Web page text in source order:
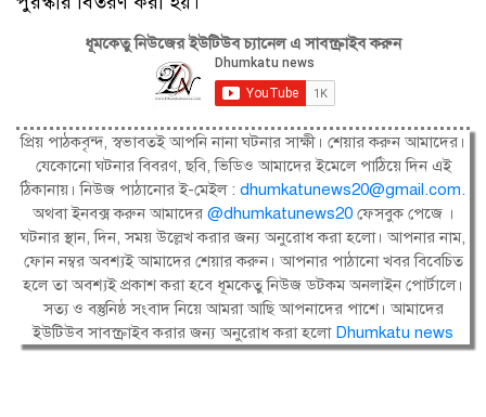
ধূমকেতু নিউজের ইউটিউব চ্যানেল এ সাবস্ক্রাইব করুন
প্রিয় পাঠকবৃন্দ, স্বভাবতই আপনি নানা ঘটনার সাক্ষী। শেয়ার করুন আমাদের।
যেকোনো ঘটনার বিবরণ, ছবি, ভিডিও আমাদের ইমেলে পাঠিয়ে দিন এই
ঠিকানায়। নিউজ পাঠানোর ই-মেইল : dhumkatunews20@gmail.com.
অথবা ইনবক্স করুন আমাদের@dhumkatunews20 ফেসবুক পেজে ।
ঘটনার স্থান, দিন, সময় উল্লেখ করার জন্য অনুরোধ করা হলো। আপনার নাম,
ফোন নম্বর অবশ্যই আমাদের শেয়ার করুন। আপনার পাঠানো খবর বিবেচিত
হলে তা অবশ্যই প্রকাশ করা হবে ধূমকেতু নিউজ ডটকম অনলাইন পোর্টালে।
সত্য ও বস্তুনিষ্ঠ সংবাদ নিয়ে আমরা আছি আপনাদের পাশে। আমাদের
ইউটিউব সাবস্ক্রাইব করার জন্য অনুরোধ করা হলো Dhumkatu news